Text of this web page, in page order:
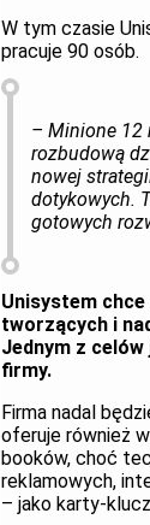
W tym czasie
pracuje 90 osób.
– Minione 12
rozbudową
nowej
dotykowych.
gotowych
Unisystem
tworzących i
Jednym z
firmy.
Firma nadal
oferuje również
booków, choć
reklamowych,
– jako karty-